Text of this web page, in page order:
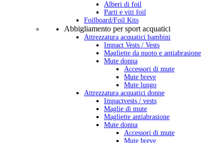
Alberi di foil
Parti e viti foil
Foilboard/Foil Kits
Abbigliamento per sport acquatici
Attrezzatura acquatici bambini
Impact Vests / Vests
Magliette da nuoto e antiabrasione
Mute donna
Accessori di mute
Mute breve
Mute lungo
Attrezzatura acquatici donne
Impactvests / vests
Maglie di mute
Magliette antiabrasione
Mute donna
Accessori di mute
Mute breve